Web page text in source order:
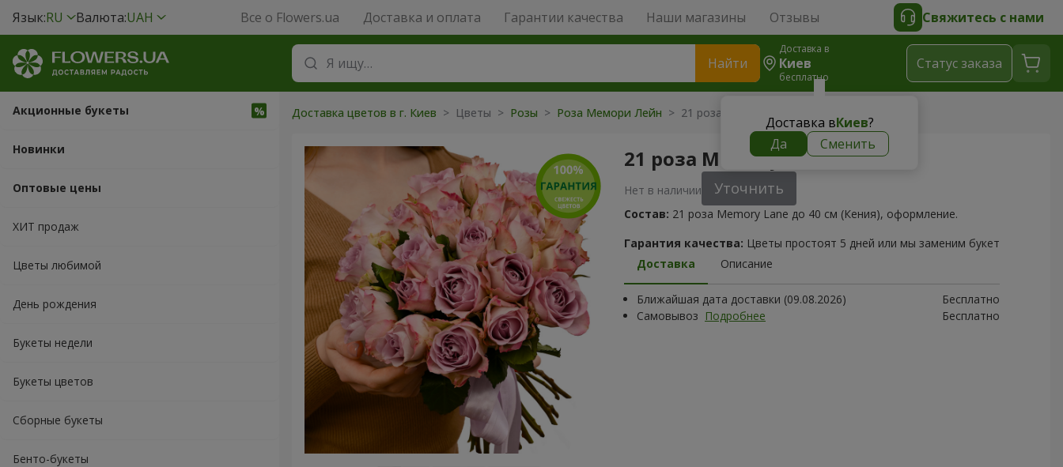
Язык:RU Валюта:UAH Все о Flowers.ua Доставка и оплата Гарантии качества Наши магазины Отзывы Свяжитесь с нами
Найти
Доставка в
Киев
бесплатно
Доставка вКиев?
Да
Сменить
Cтатус заказа
Акционные букеты
Новинки
Оптовые цены
ХИТ продаж
Цветы любимой
День рождения
Букеты недели
Букеты цветов
Сборные букеты
Бенто-букеты
Доставка цветов в г. Киев > Цветы > Розы > Роза Мемори Лейн > 21 роза Memory Lane (Кения)
21 роза Memory Lane (Кения)
Нет в наличии Уточнить
Состав: 21 роза Memory Lane до 40 см (Кения), оформление.
Гарантия качества: Цветы простоят 5 дней или мы заменим букет
Доставка
Описание
Ближайшая дата доставки (09.08.2026)
Бесплатно
Самовывоз Подробнее Бесплатно